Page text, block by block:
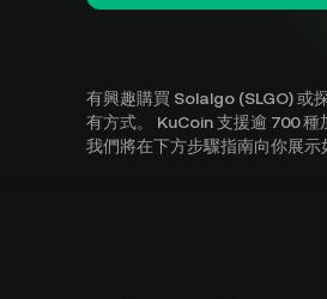
有興趣購買 Solalgo (SLGO) 或
有方式。 KuCoin 支援逾 700
我們將在下方步驟指南向你展示